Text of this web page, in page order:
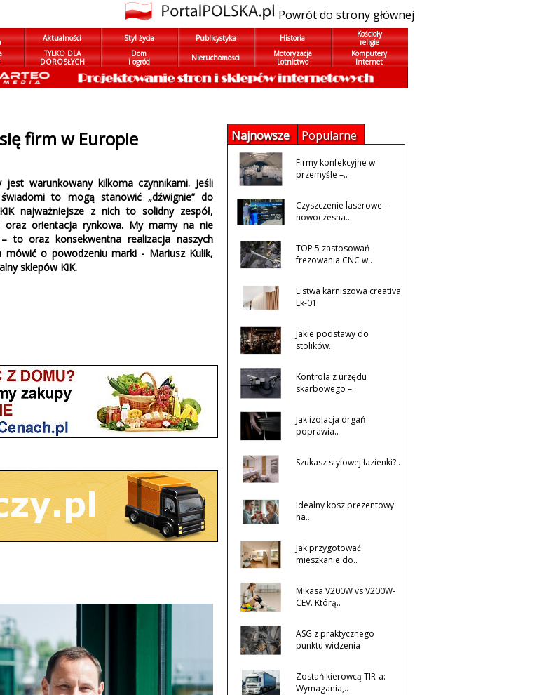
Powrót do strony głównej
Aktualności Styl życia Publicystyka Historia
Kościoły
religie
TYLKO DLA
DOROSŁYCH
Dom
i ogród
Nieruchomości
Motoryzacja
Lotnictwo
Komputery
Internet
firm w Europie
jest warunkowany kilkoma czynnikami. Jeśli
to mogą stanowić „dźwignie” do
najważniejsze z nich to solidny zespół,
oraz orientacja rynkowa. My mamy na nie
to oraz konsekwentna realizacja naszych
mówić o powodzeniu marki - Mariusz Kulik,
sklepów KiK.
Najnowsze Popularne
Firmy konfekcyjne w
przemyśle –..
Czyszczenie laserowe –
nowoczesna..
TOP 5 zastosowań
frezowania CNC w..
Listwa karniszowa creativa
Lk-01
Jakie podstawy do
stolików..
Kontrola z urzędu
skarbowego –..
Jak izolacja drgań
poprawia..
Szukasz stylowej łazienki?..
Idealny kosz prezentowy
na..
Jak przygotować
mieszkanie do..
Mikasa V200W vs V200W-
CEV. Którą..
ASG z praktycznego
punktu widzenia
Zostań kierowcą TIR-a:
Wymagania,..